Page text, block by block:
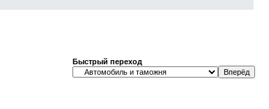
Быстрый переход